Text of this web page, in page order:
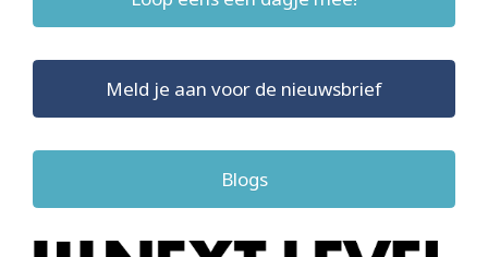
Meld je aan voor de nieuwsbrief
Blogs